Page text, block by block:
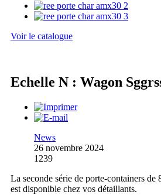
Voir le catalogue
Echelle N : Wagon
News
26 novembre 2024
1239
La seconde série de porte-containers de
est disponible chez vos détaillants.